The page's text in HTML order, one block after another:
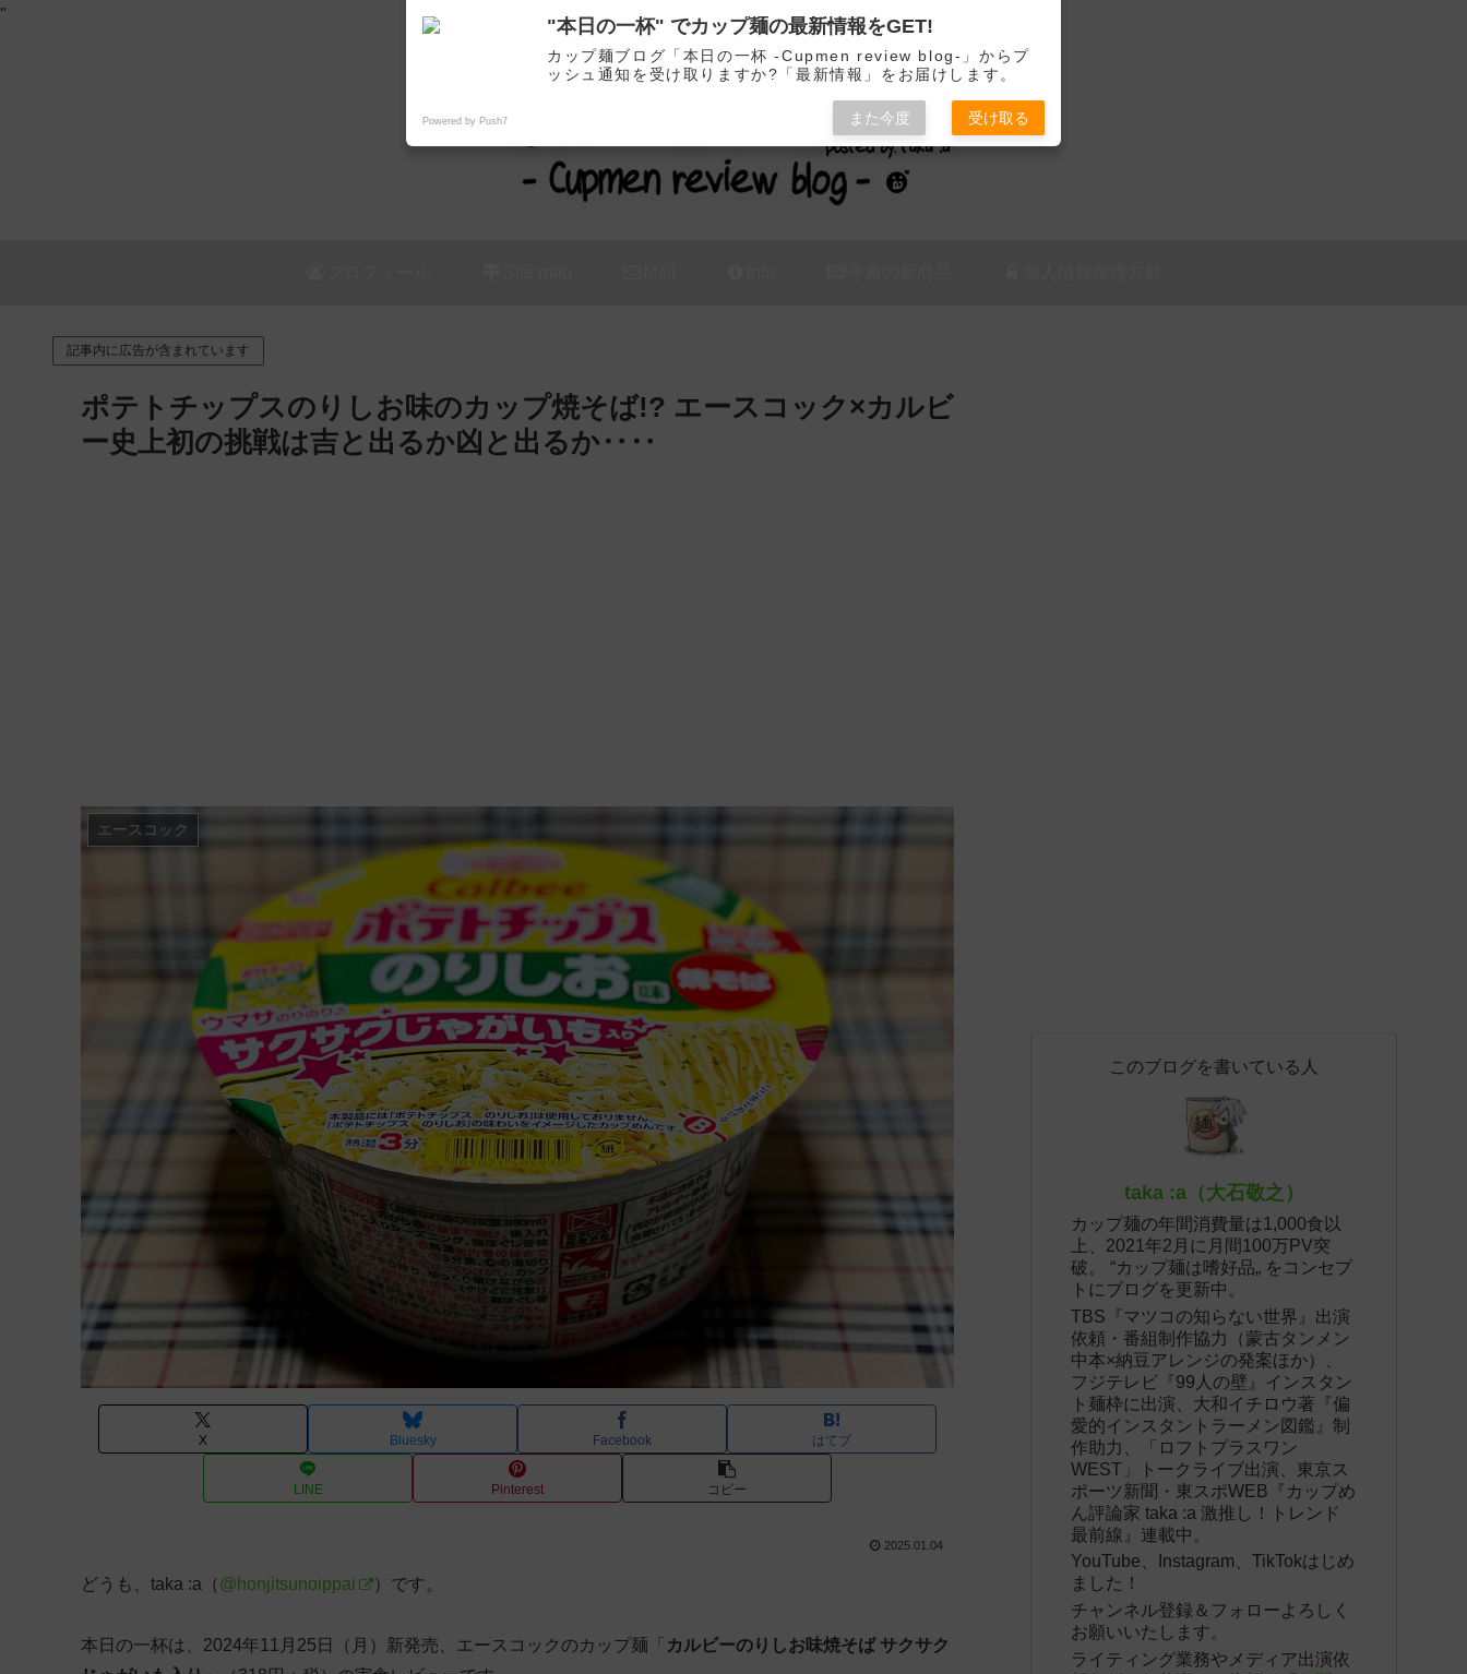
"
カップ麺の新商品をレビュー / アレンジするブログ
記事内に広告が含まれています
ポテトチップスのりしお味のカップ焼そば!? エースコック×カルビ
ー史上初の挑戦は吉と出るか凶と出るか‥‥
エースコック
X Bluesky Facebook はてブ
LINE Pinterest コピー
2025.01.04
どうも、taka :a（ @honjitsunoippai ）です。
本日の一杯は、2024年11月25日（月）新発売、エースコックのカップ麺「 カルビーのりしお味焼そば サクサク
このブログを書いている人
taka :a（大石敬之）
カップ麺の年間消費量は1,000食以
上、2021年2月に月間100万PV突
破。 “カップ麺は嗜好品„ をコンセプ
トにブログを更新中。
TBS『マツコの知らない世界』出演
依頼・番組制作協力（蒙古タンメン
中本×納豆アレンジの発案ほか）、
フジテレビ『99人の壁』インスタン
ト麺枠に出演、大和イチロウ著『偏
愛的インスタントラーメン図鑑』制
作助力、「ロフトプラスワン
WEST」トークライブ出演、東京ス
ポーツ新聞・東スポWEB『カップめ
ん評論家 taka :a 激推し！トレンド
最前線』連載中。
YouTube、Instagram、TikTokはじめ
ました！
チャンネル登録＆フォローよろしく
お願いいたします。
ライティング業務やメディア出演依
"本日の一杯" でカップ麺の最新情報をGET!
カップ麺ブログ「本日の一杯 -Cupmen review blog-」からプ
ッシュ通知を受け取りますか?「最新情報」をお届けします。
Powered by Push7 また今度 受け取る